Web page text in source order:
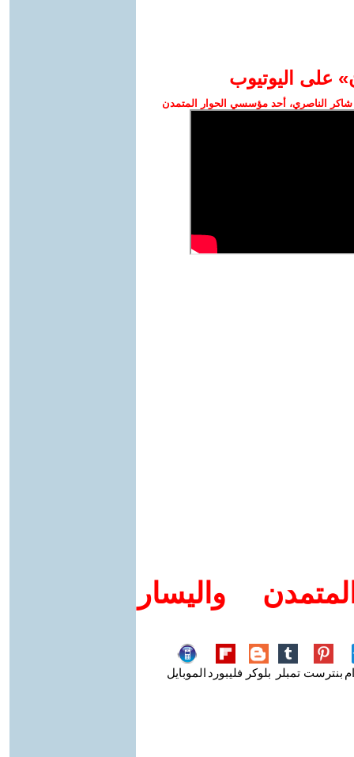
على اليوتيوب
الناصري، أحد مؤسسي الحوار المتمدن
واليسار
بنترست تمبلر بلوكر فليبورد الموبايل